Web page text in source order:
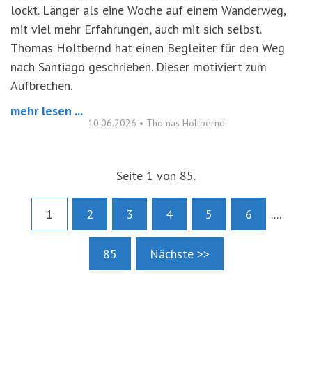
lockt. Länger als eine Woche auf einem Wanderweg,
mit viel mehr Erfahrungen, auch mit sich selbst.
Thomas Holtbernd hat einen Begleiter für den Weg
nach Santiago geschrieben. Dieser motiviert zum
Aufbrechen.
mehr lesen ...
10.06.2026 • Thomas Holtbernd
Seite 1 von 85.
1 2 3 4 5 6 ....
85 Nächste >>